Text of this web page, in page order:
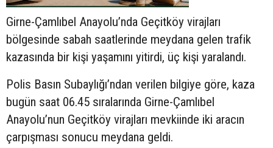
Girne-Çamlıbel Anayolu’nda Geçitköy virajları
bölgesinde sabah saatlerinde meydana gelen trafik
kazasında bir kişi yaşamını yitirdi, üç kişi yaralandı.
Polis Basın Subaylığı’ndan verilen bilgiye göre, kaza
bugün saat 06.45 sıralarında Girne-Çamlıbel
Anayolu’nun Geçitköy virajları mevkiinde iki aracın
çarpışması sonucu meydana geldi.